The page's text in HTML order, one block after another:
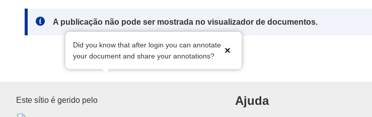
Note:
A publicação não pode ser mostrada no visualizador de documentos.
Did you know that after login you can annotate
your document and share your annotations?
Serviço das Publicações da União Europeia
Este sítio é gerido pelo Ajuda